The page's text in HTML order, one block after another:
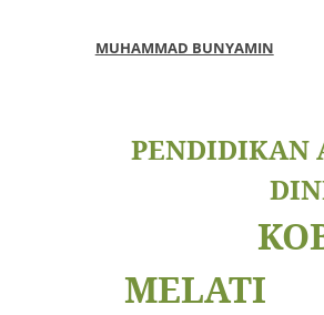
MUHAMMAD BUNYAMIN
PENDIDIKAN
MELATI